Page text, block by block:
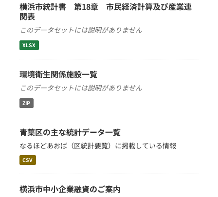
横浜市統計書 第18章 市民経済計算及び産業連
関表
このデータセットには説明がありません
XLSX
環境衛生関係施設一覧
このデータセットには説明がありません
ZIP
青葉区の主な統計データ一覧
なるほどあおば（区統計要覧）に掲載している情報
CSV
横浜市中小企業融資のご案内